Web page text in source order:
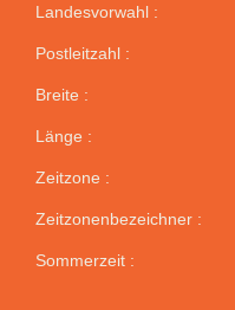
Landesvorwahl :
Postleitzahl :
Breite :
Länge :
Zeitzone :
Zeitzonenbezeichner :
Sommerzeit :